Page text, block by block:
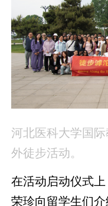
河北医科大学国
外徒步活动。
在活动启动仪式
荣珍向留学生们